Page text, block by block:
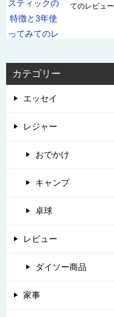
てのレビュー
カテゴリー
エッセイ
レジャー
おでかけ
キャンプ
卓球
レビュー
ダイソー商品
家事